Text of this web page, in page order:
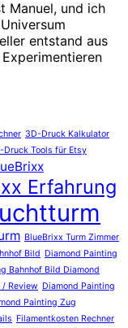
Manuel, und ich
entstand aus
3D-Druck Kalkulator
Druck Tools für Etsy
Erfahrung
BlueBrixx Turm Zimmer
Bild Diamond Painting
Bahnhof Bild Diamond
/ Review Diamond Painting
Painting Zug
Filamentkosten Rechner